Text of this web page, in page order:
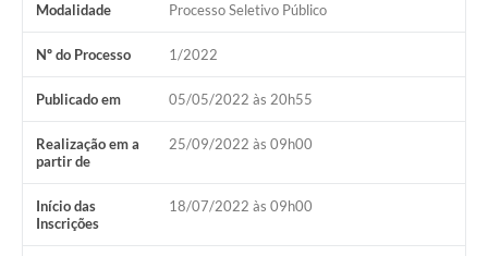
Modalidade Processo Seletivo Público
Nº do Processo 1/2022
Publicado em 05/05/2022 às 20h55
Realização em a
partir de
25/09/2022 às 09h00
Início das
Inscrições
18/07/2022 às 09h00